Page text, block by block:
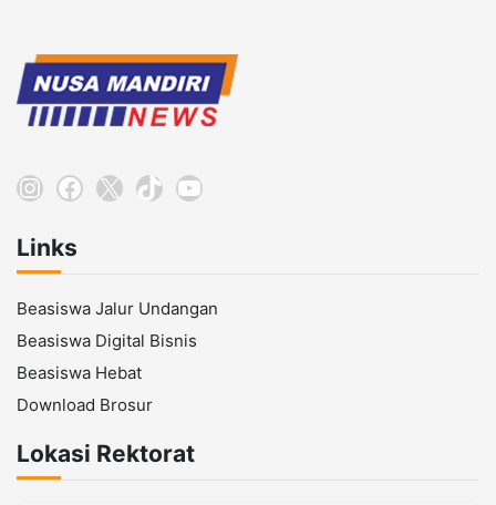
Instagram
Facebook
X TikTokYouTube
Links
Beasiswa Jalur Undangan
Beasiswa Digital Bisnis
Beasiswa Hebat
Download Brosur
Lokasi Rektorat